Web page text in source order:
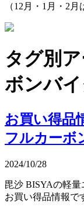
（12月・1月・2月
タグ別
ボンバイ
お買い得品
フルカーボ
2024/10/28
毘沙 BISYAの軽
お買い得品情報で